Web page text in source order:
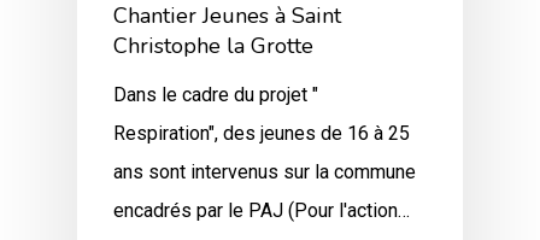
Chantier Jeunes à Saint
Christophe la Grotte
Dans le cadre du projet "
Respiration", des jeunes de 16 à 25
ans sont intervenus sur la commune
encadrés par le PAJ (Pour l'action…